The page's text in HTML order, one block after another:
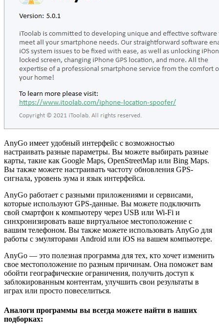
AnyGo имеет удобный интерфейс с возможностью
настраивать разные параметры. Вы можете выбирать разные
карты, такие как Google Maps, OpenStreetMap или Bing Maps.
Вы также можете настраивать частоту обновления GPS-
сигнала, уровень зума и язык интерфейса.
AnyGo работает с разными приложениями и сервисами,
которые используют GPS-данные. Вы можете подключить
свой смартфон к компьютеру через USB или Wi-Fi и
синхронизировать ваше виртуальное местоположение с
вашим телефоном. Вы также можете использовать AnyGo для
работы с эмуляторами Android или iOS на вашем компьютере.
AnyGo — это полезная программа для тех, кто хочет изменить
свое местоположение по разным причинам. Она поможет вам
обойти географические ограничения, получить доступ к
заблокированным контентам, улучшить свои результаты в
играх или просто повеселиться.
Аналоги программы вы всегда можете найти в наших
подборках: